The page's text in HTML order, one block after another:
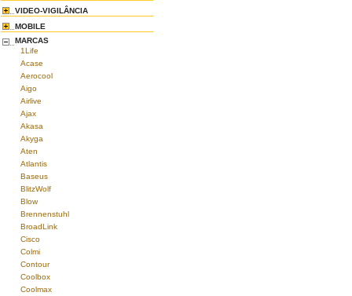
VIDEO-VIGILÂNCIA
MOBILE
MARCAS
1Life
Acase
Aerocool
Aigo
Airlive
Ajax
Akasa
Akyga
Aten
Atlantis
Baseus
BlitzWolf
Blow
Brennenstuhl
BroadLink
Cisco
Colmi
Contour
Coolbox
Coolmax